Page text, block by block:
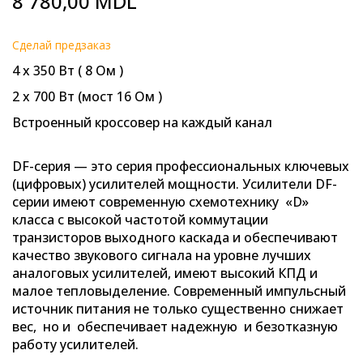
beginning
of
the
images
Cделай предзаказ
4 х 350 Вт ( 8 Ом )
2 х 700 Вт (мост 16 Ом )
Встроенный кроссовер на каждый канал
DF-серия — это серия профессиональных ключевых
(цифровых) усилителей мощности. Усилители DF-
серии имеют современную схемотехнику «D»
класса с высокой частотой коммутации
транзисторов выходного каскада и обеспечивают
качество звукового сигнала на уровне лучших
аналоговых усилителей, имеют высокий КПД и
малое тепловыделение. Современный импульсный
источник питания не только существенно снижает
вес, но и обеспечивает надежную и безотказную
работу усилителей.